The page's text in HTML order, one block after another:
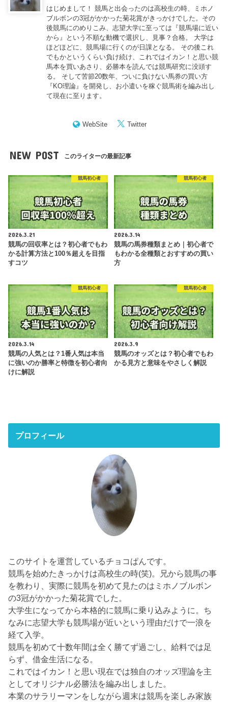
はじめまして！ 競馬と出会ったのは高校生の時、ミホノ
ブルボンの3冠がかかった菊花賞がきっかけでした。その
後競馬にのめりこみ、志望大学に至っては『競馬場に近い
から』という不順な動機で選択し、見事？合格。 大学は
ほどほどに、競馬場に行くのが日課となる。 その後これ
でもかというくらい負け続け、これではイカン！と思い競
馬本を買いあさり、必勝本を読んでは競馬研究に没頭す
る。 そして苦節20数年、ついに負けない馬券の買い方
『KO理論』を開発し、お小遣いを稼ぐ競馬術を編み出し
て現在に至ります。
WebSite Twitter
NEW POST このライターの最新記事
競馬初心者
2026.3.21
競馬の回収率とは？初心者でもわ
かる計算方法と100％超えを目指
すコツ
競馬初心者
2026.3.14
競馬の馬券種類まとめ｜初心者で
もわかる全種類とおすすめの買い
方
競馬初心者
2026.3.14
競馬の人気とは？1番人気は本当
に強いのか勝率と特徴を初心者向
けに解説
競馬初心者
2026.3.9
競馬のオッズとは？初心者でもわ
かる見方と意味をやさしく解説
プロフィール
このサイトを運営しているチョコぱんです。
競馬を始めたきっかけは高校生の時(笑)。兄から競馬の事
を教わり、実際に競馬を初めて見たのはミホノブルボン
の3冠がかかった菊花賞でした。
大学生になってから本格的に競馬に乗り込みように。ち
なみに志望大学も競馬場が近いという理由だけで一浪を
経て入学。
競馬を初めて十数年間は全く勝てず過ごし、給料では足
らず、借金生活になる。
これではイカン！と思い現在では独自のオッズ理論を主
としてオリジナル必勝法を編み出しました。
本業のサラリーマンをしながら週末は競馬を楽しみ家族